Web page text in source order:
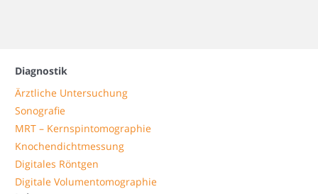
Diagnostik
Ärztliche Untersuchung
Sonografie
MRT – Kernspintomographie
Knochendichtmessung
Digitales Röntgen
Digitale Volumentomographie